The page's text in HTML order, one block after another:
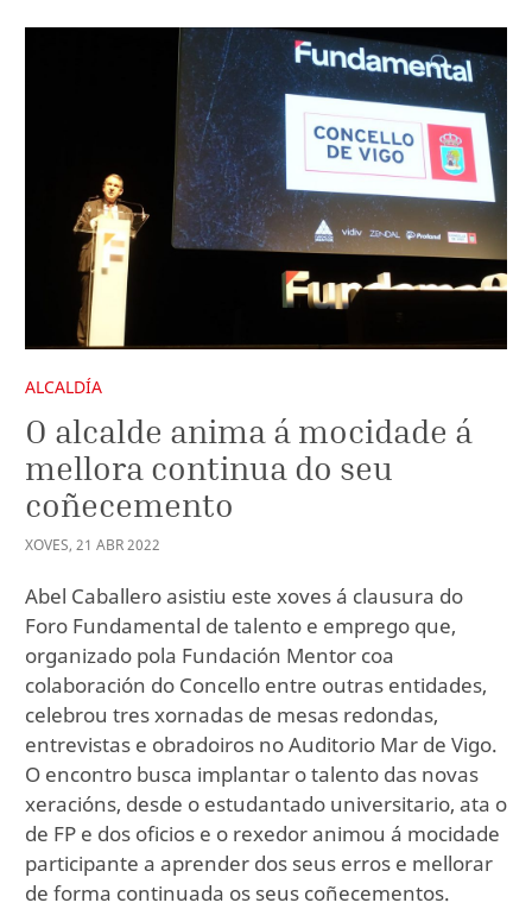
ALCALDÍA
O alcalde anima á mocidade á
mellora continua do seu
coñecemento
XOVES, 21 ABR2022
Abel Caballero asistiu este xoves á clausura do
Foro Fundamental de talento e emprego que,
organizado pola Fundación Mentor coa
colaboración do Concello entre outras entidades,
celebrou tres xornadas de mesas redondas,
entrevistas e obradoiros no Auditorio Mar de Vigo.
O encontro busca implantar o talento das novas
xeracións, desde o estudantado universitario, ata o
de FP e dos oficios e o rexedor animou á mocidade
participante a aprender dos seus erros e mellorar
de forma continuada os seus coñecementos.